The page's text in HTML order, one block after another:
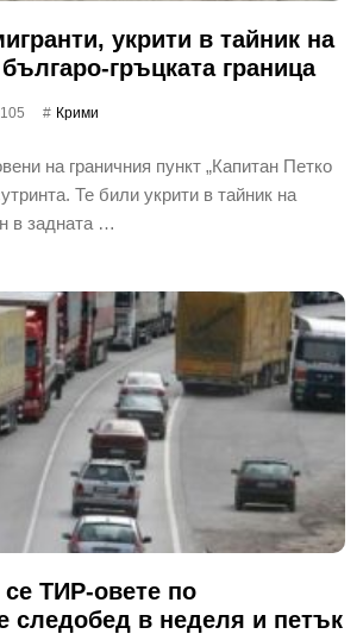
укрити в тайник на
гръцката граница
105 Крими
на граничния пункт „Капитан Петко
Те били укрити в тайник на
в задната …
ТИР-овете по
следобед в неделя и петък